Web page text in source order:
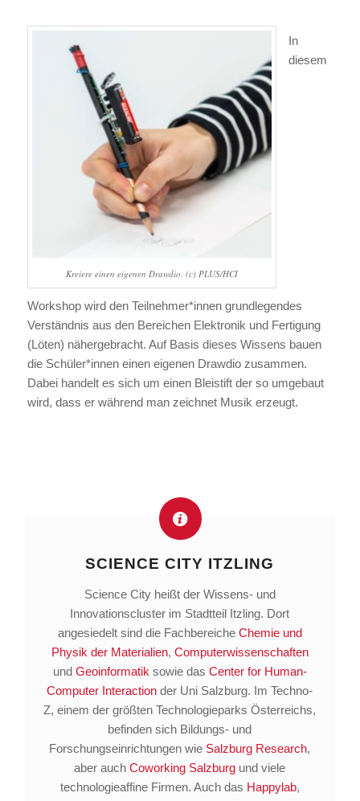
Kreiere einen eigenen Drawdio. (c) PLUS/HCI
In
diesem
Workshop wird den Teilnehmer*innen grundlegendes
Verständnis aus den Bereichen Elektronik und Fertigung
(Löten) nähergebracht. Auf Basis dieses Wissens bauen
die Schüler*innen einen eigenen Drawdio zusammen.
Dabei handelt es sich um einen Bleistift der so umgebaut
wird, dass er während man zeichnet Musik erzeugt.
SCIENCE CITY ITZLING
Science City heißt der Wissens- und
Innovationscluster im Stadtteil Itzling. Dort
angesiedelt sind die Fachbereiche Chemie und
Physik der Materialien, Computerwissenschaften
und Geoinformatik sowie das Center for Human-
Computer Interaction der Uni Salzburg. Im Techno-
Z, einem der größten Technologieparks Österreichs,
befinden sich Bildungs- und
Forschungseinrichtungen wie Salzburg Research,
aber auchCoworking Salzburg und viele
technologieaffine Firmen. Auch das Happylab,